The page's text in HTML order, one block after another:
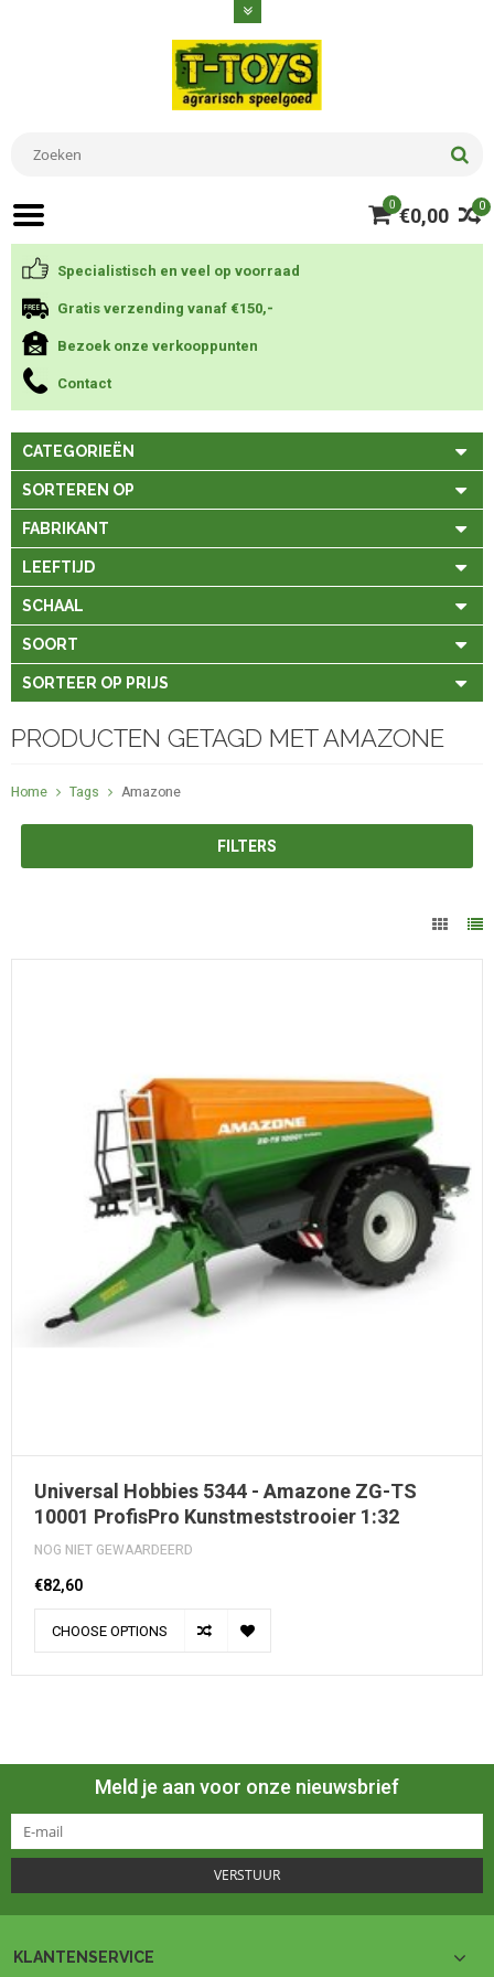
0
0 €0,00
Specialistisch en veel op voorraad
Gratis verzending vanaf €150,-
Bezoek onze verkooppunten
Contact
CATEGORIEËN
SORTEREN OP
FABRIKANT
LEEFTIJD
SCHAAL
SOORT
SORTEER OP PRIJS
PRODUCTEN GETAGD MET AMAZONE
Home Tags Amazone
FILTERS
Universal Hobbies 5344 - Amazone ZG-TS
10001 ProfisPro Kunstmeststrooier 1:32
NOG NIET GEWAARDEERD
€82,60
CHOOSE OPTIONS
Meld je aan voor onze nieuwsbrief
VERSTUUR
KLANTENSERVICE